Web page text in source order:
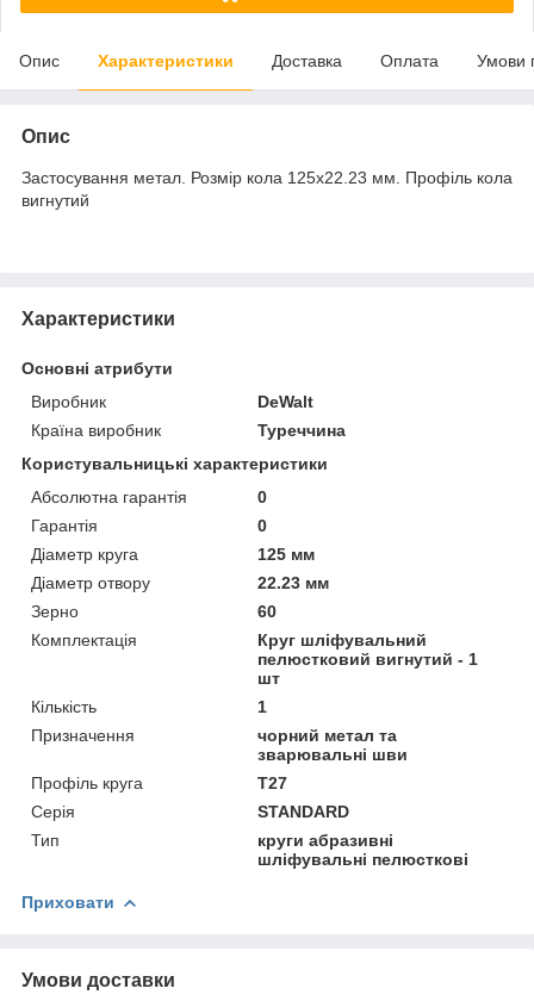
Опис Характеристики Доставка Оплата Умови
Опис
Застосування метал. Розмір кола 125x22.23 мм. Профіль кола
вигнутий
Характеристики
Основні атрибути
Виробник
DeWalt
Країна виробник
Туреччина
Користувальницькі характеристики
Абсолютна гарантія
0
Гарантія
0
Діаметр круга
125 мм
Діаметр отвору
22.23 мм
Зерно
60
Комплектація
Круг шліфувальний
пелюстковий вигнутий - 1
шт
Кількість
1
Призначення
чорний метал та
зварювальні шви
Профіль круга
T27
Серія
STANDARD
Тип
круги абразивні
шліфувальні пелюсткові
Приховати
Умови доставки